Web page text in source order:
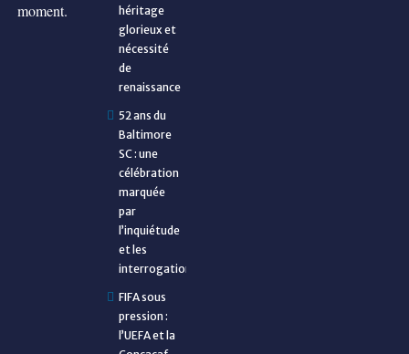
moment.
héritage
glorieux et
nécessité
de
renaissance
52 ans du
Baltimore
SC : une
célébration
marquée
par
l’inquiétude
et les
interrogations
FIFA sous
pression :
l’UEFA et la